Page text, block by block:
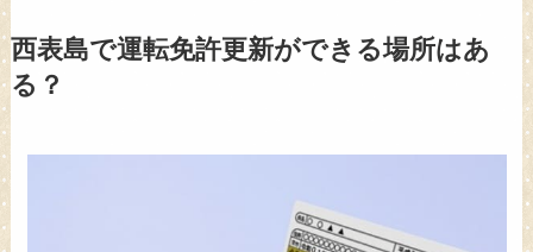
西表島で運転免許更新ができる場所はあ
る？